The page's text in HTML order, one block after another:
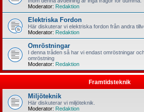
Moderator: Redaktion
Elektriska Fordon
Här diskuterar vi elektriska fordon från andra
Moderator: Redaktion
Omröstningar
I denna tråden så har vi endast omröstningar
omröstning
Moderator: Redaktion
Framtidsteknik
Miljöteknik
Här diskuterar vi miljöteknik.
Moderator: Redaktion